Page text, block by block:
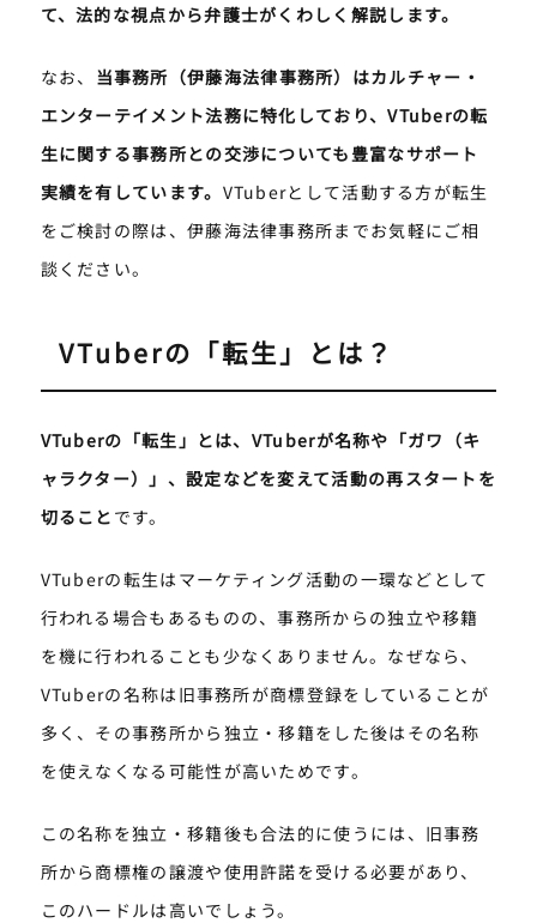
て、法的な視点から弁護士がくわしく解説します。
なお、 当事務所（伊藤海法律事務所）はカルチャー・
エンターテイメント法務に特化しており、VTuberの転
生に関する事務所との交渉についても豊富なサポート
実績を有しています。 VTuberとして活動する方が転生
をご検討の際は、伊藤海法律事務所までお気軽にご相
談ください。
VTuberの「転生」とは？
VTuberの「転生」とは、VTuberが名称や「ガワ（キ
ャラクター）」、設定などを変えて活動の再スタートを
切ること です。
VTuberの転生はマーケティング活動の一環などとして
行われる場合もあるものの、事務所からの独立や移籍
を機に行われることも少なくありません。なぜなら、
VTuberの名称は旧事務所が商標登録をしていることが
多く、その事務所から独立・移籍をした後はその名称
を使えなくなる可能性が高いためです。
この名称を独立・移籍後も合法的に使うには、旧事務
所から商標権の譲渡や使用許諾を受ける必要があり、
このハードルは高いでしょう。